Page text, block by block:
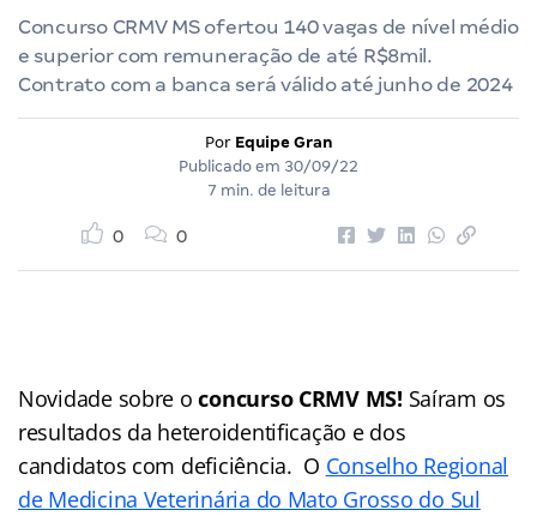
Concurso CRMV MS ofertou 140 vagas de nível médio
e superior com remuneração de até R$8mil.
Contrato com a banca será válido até junho de 2024
Por Equipe Gran
Publicado em 30/09/22
7 min. de leitura
0 0
Novidade sobre o concurso CRMV MS! Saíram os
resultados da heteroidentificação e dos
candidatos com deficiência. O Conselho Regional
de Medicina Veterinária do Mato Grosso do Sul